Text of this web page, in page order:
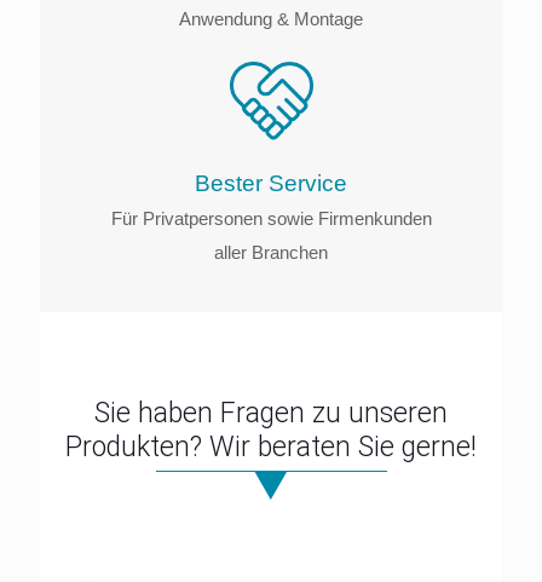
Anwendung & Montage
Bester Service
Für Privatpersonen sowie Firmenkunden
aller Branchen
Sie haben Fragen zu unseren
Produkten? Wir beraten Sie gerne!